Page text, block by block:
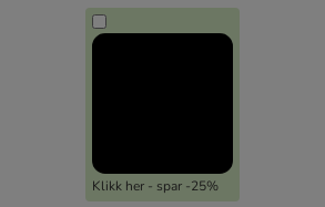
Klikk her - spar -25%